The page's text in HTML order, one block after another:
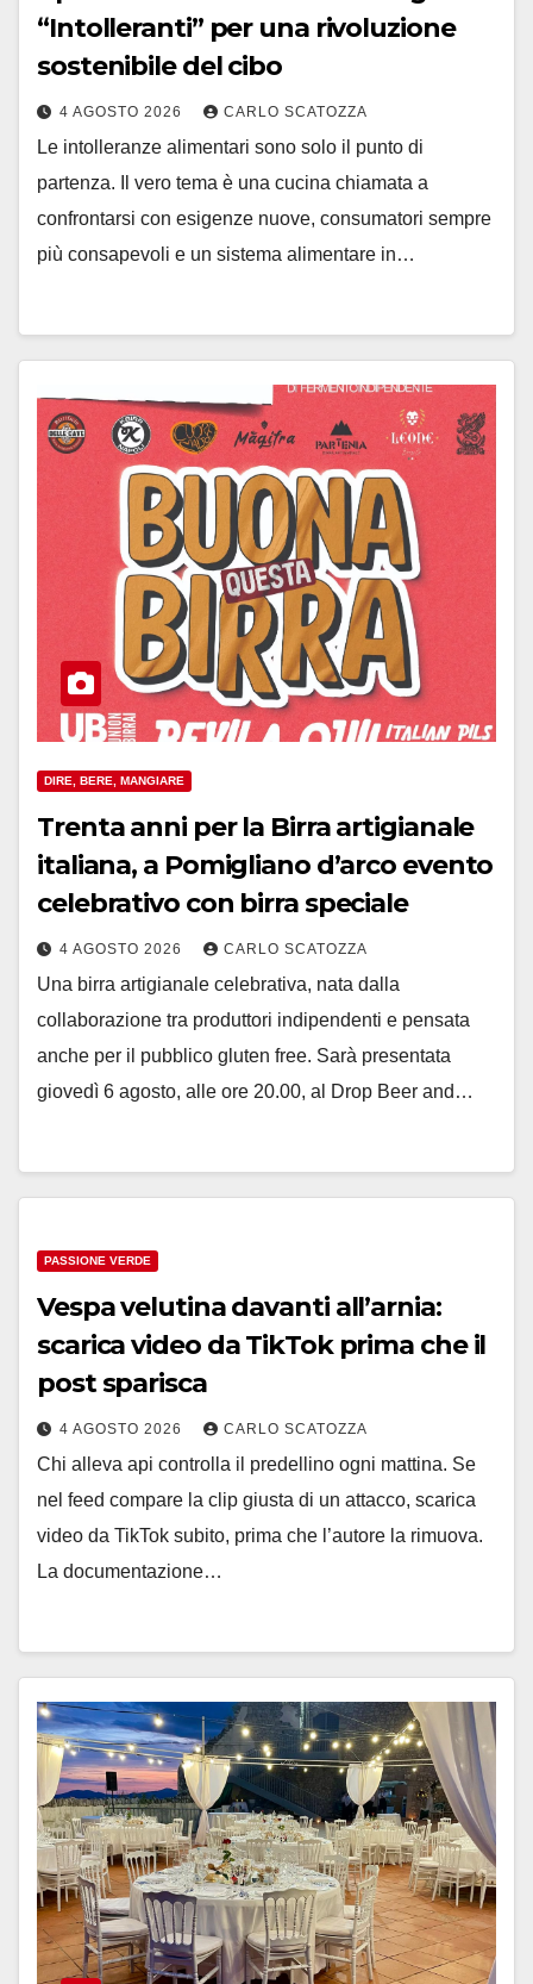
“Intolleranti” per una rivoluzione
sostenibile del cibo
4 AGOSTO 2026 CARLO SCATOZZA
Le intolleranze alimentari sono solo il punto di
partenza. Il vero tema è una cucina chiamata a
confrontarsi con esigenze nuove, consumatori sempre
più consapevoli e un sistema alimentare in…
DIRE, BERE, MANGIARE
Trenta anni per la Birra artigianale
italiana, a Pomigliano d’arco evento
celebrativo con birra speciale
4 AGOSTO 2026 CARLO SCATOZZA
Una birra artigianale celebrativa, nata dalla
collaborazione tra produttori indipendenti e pensata
anche per il pubblico gluten free. Sarà presentata
giovedì 6 agosto, alle ore 20.00, al Drop Beer and…
PASSIONE VERDE
Vespa velutina davanti all’arnia:
scarica video da TikTok prima che il
post sparisca
4 AGOSTO 2026 CARLO SCATOZZA
Chi alleva api controlla il predellino ogni mattina. Se
nel feed compare la clip giusta di un attacco, scarica
video da TikTok subito, prima che l’autore la rimuova.
La documentazione…